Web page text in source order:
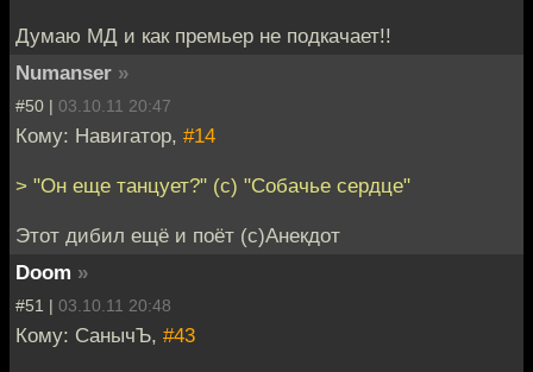
Думаю МД и как премьер не подкачает!!
Numanser »
#50 | 03.10.11 20:47
Кому: Навигатор, #14
> "Он еще танцует?" (с) "Собачье сердце"
Этот дибил ещё и поёт (c)Анекдот
Doom »
#51 | 03.10.11 20:48
Кому: СанычЪ, #43